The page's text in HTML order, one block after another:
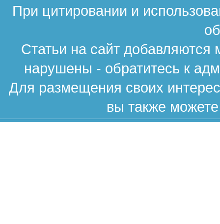
При цитировании и
Статьи на сайт
нарушены - обратитесь к
Для размещения своих
вы также